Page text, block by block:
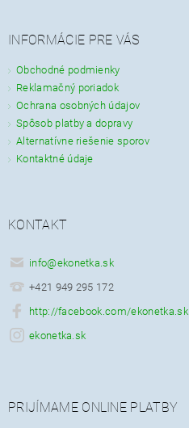
INFORMÁCIE PRE VÁS
Obchodné podmienky
Reklamačný poriadok
Ochrana osobných údajov
Spôsob platby a dopravy
Alternatívne riešenie sporov
Kontaktné údaje
KONTAKT
info@ekonetka.sk
+421 949 295 172
http://facebook.com/ekonetka.sk
ekonetka.sk
PRIJÍMAME ONLINE PLATBY